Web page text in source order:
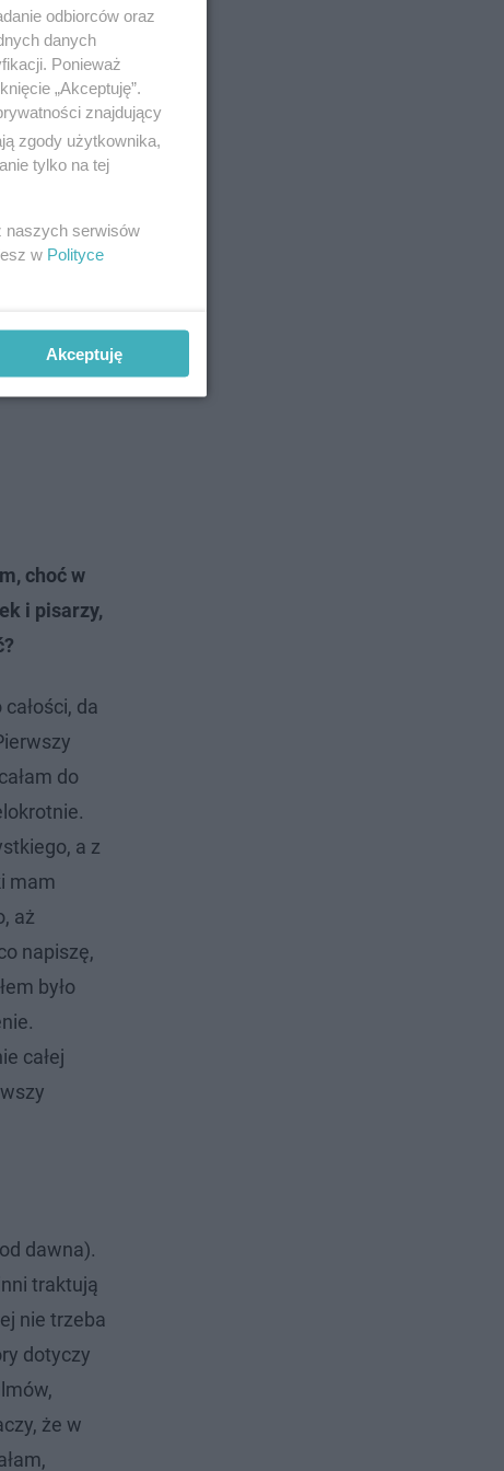
choć w
i pisarzy,
da
do
a z
mam
aż
napiszę,
było
całej
dawna).
traktują
nie trzeba
dotyczy
że w
odbiorców oraz
danych
Ponieważ
„Akceptuję”.
znajdujący
zgody użytkownika,
tylko na tej
naszych serwisów
w Polityce
Akceptuję